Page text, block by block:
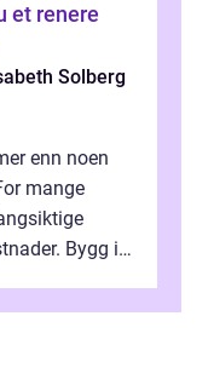
Solberg
enn noen
mange
Bygg i